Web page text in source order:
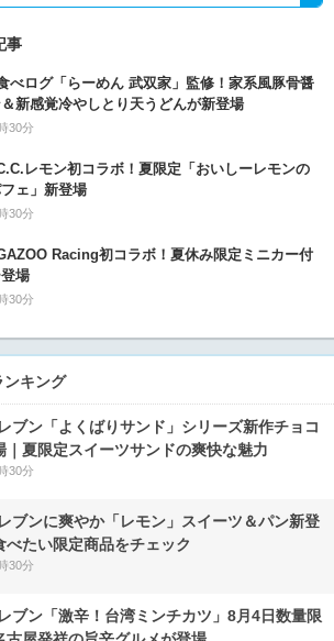
事
べログ「らーめん 武双家」監修！家系風豚骨醤
新感覚冷やしとり天うどんが新登場
30分
レモン初コラボ！夏限定「おいしーレモンの
ェ」新登場
30分
Racing初コラボ！夏休み限定ミニカー付
場
30分
ンキング
ブン「よくばりサンド」シリーズ新作チョコ
｜夏限定スイーツサンドの爽快な魅力
30分
ブンに爽やか「レモン」スイーツ＆パン新登
べたい限定商品をチェック
30分
ブン「激辛！台湾ミンチカツ」8月4日数量限